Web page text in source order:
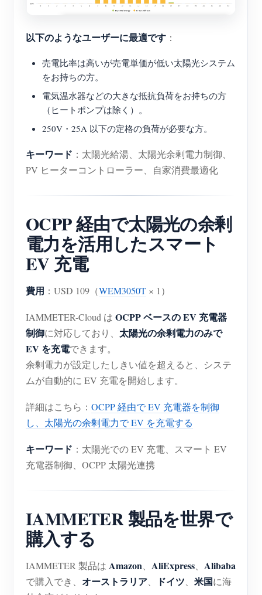
以下のようなユーザーに最適です ：
売電比率は高いが売電単価が低い太陽光システム
をお持ちの方。
電気温水器などの大きな抵抗負荷をお持ちの方
（ヒートポンプは除く）。
250V・25A 以下の定格の負荷が必要な方。
キーワード ：太陽光給湯、太陽光余剰電力制御、
PV ヒーターコントローラー、自家消費最適化
OCPP 経由で太陽光の余剰
電力を活用したスマート
EV 充電
費用 ：USD 109（WEM3050T × 1）
IAMMETER-Cloud は OCPP ベースの EV 充電器
制御に対応しており、 太陽光の余剰電力のみで
EV を充電できます。
余剰電力が設定したしきい値を超えると、システ
ムが自動的に EV 充電を開始します。
詳細はこちら： OCPP 経由で EV 充電器を制御
し、太陽光の余剰電力で EV を充電する
キーワード ：太陽光での EV 充電、スマート EV
充電器制御、OCPP 太陽光連携
IAMMETER 製品を世界で
購入する
IAMMETER 製品は Amazon、 AliExpress、 Alibaba
で購入でき、 オーストラリア、 ドイツ、 米国に海